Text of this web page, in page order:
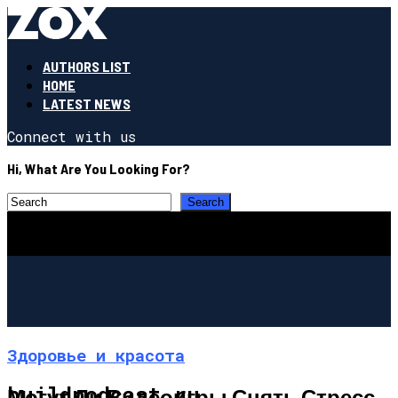
AUTHORS LIST
HOME
LATEST NEWS
Connect with us
Hi, What Are You Looking For?
Здоровье и красота